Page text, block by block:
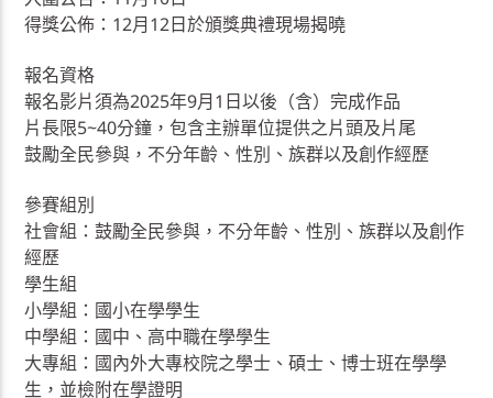
得獎公佈：12月12日於頒獎典禮現場揭曉
報名資格
報名影片須為2025年9月1日以後（含）完成作品
片長限5~40分鐘，包含主辦單位提供之片頭及片尾
鼓勵全民參與，不分年齡、性別、族群以及創作經歷
參賽組別
社會組：鼓勵全民參與，不分年齡、性別、族群以及創作
經歷
學生組
小學組：國小在學學生
中學組：國中、高中職在學學生
大專組：國內外大專校院之學士、碩士、博士班在學學
生，並檢附在學證明